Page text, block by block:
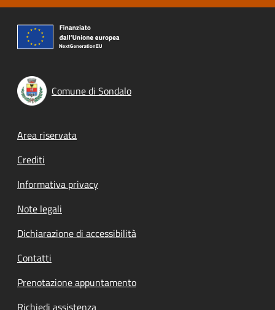
Comune di Sondalo
Footer menu
Area riservata
Crediti
Informativa privacy
Note legali
Dichiarazione di accessibilità
Contatti
Prenotazione appuntamento
Richiedi assistenza